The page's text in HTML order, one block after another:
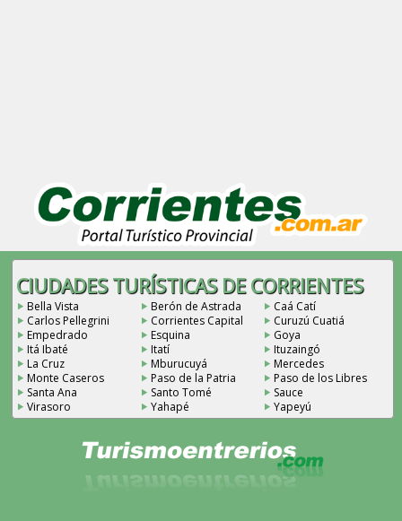
CIUDADES TURÍSTICAS DE CORRIENTES
Bella Vista Berón de Astrada
Caá Catí
Carlos Pellegrini
Corrientes Capital
Curuzú Cuatiá
Empedrado
Esquina
Goya
Itá Ibaté
Itatí
Ituzaingó
La Cruz
Mburucuyá
Mercedes
Monte Caseros
Paso de la Patria
Paso de los Libres
Santa Ana
Santo Tomé
Sauce
Virasoro
Yahapé Yapeyú